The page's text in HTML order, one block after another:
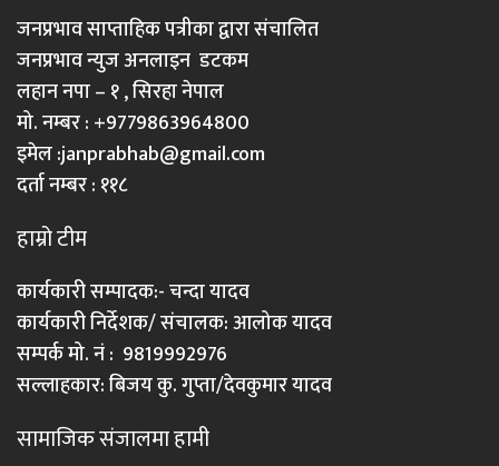
जनप्रभाव साप्ताहिक पत्रीका द्वारा संचालित
जनप्रभाव न्युज अनलाइन डटकम
लहान नपा – १ , सिरहा नेपाल
मो. नम्बर : +9779863964800
इमेल :janprabhab@gmail.com
दर्ता नम्बर : ११८
हाम्रो टीम
कार्यकारी सम्पादक:- चन्दा यादव
कार्यकारी निर्देशक/ संचालक: आलोक यादव
सम्पर्क मो. नं : 9819992976
सल्लाहकार: बिजय कु. गुप्ता/देवकुमार यादव
सामाजिक संजालमा हामी